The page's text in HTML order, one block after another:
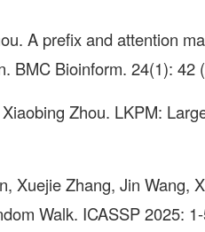
A prefix and attention
BMC Bioinform. 24(1): 42
Zhou. LKPM:
Xuejie Zhang, Jin Wang,
Walk. ICASSP 2025: